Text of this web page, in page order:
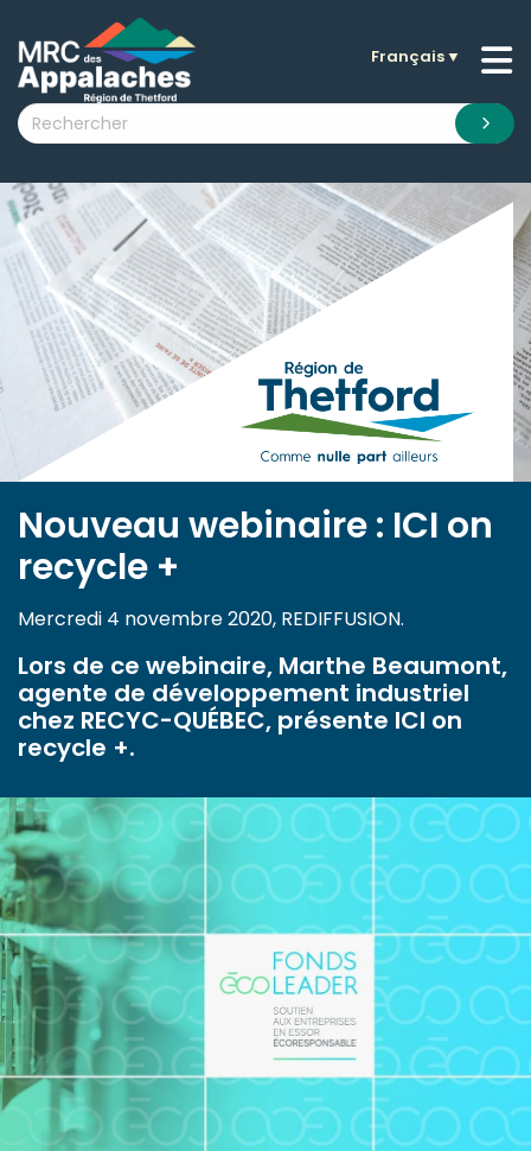
submenu (La MRC )
submenu (Citoyens )
submenu (Visiteurs )
submenu (Nouvelles )
submenu (Documentation )
Français▼
Nouveau webinaire : ICI on
recycle +
Mercredi 4 novembre 2020, REDIFFUSION.
Lors de ce webinaire, Marthe Beaumont,
agente de développement industriel
chez RECYC-QUÉBEC, présente ICI on
recycle +.